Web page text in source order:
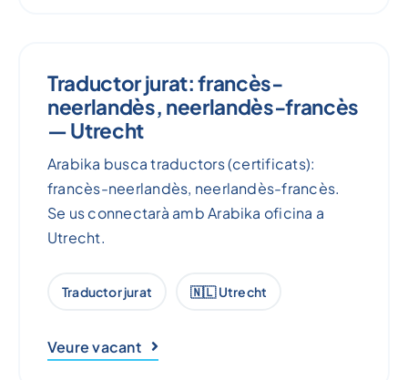
Traductor jurat: francès-
neerlandès, neerlandès-francès
— Utrecht
Arabika busca traductors (certificats):
francès-neerlandès, neerlandès-francès.
Se us connectarà amb Arabika oficina a
Utrecht.
Traductor jurat 🇳🇱 Utrecht
Veure vacant